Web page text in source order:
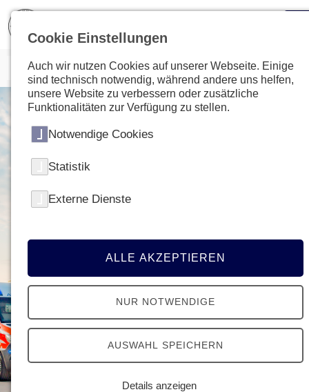
Cookie Einstellungen
Auch wir nutzen Cookies auf unserer Webseite. Einige
sind technisch notwendig, während andere uns helfen,
unsere Website zu verbessern oder zusätzliche
Funktionalitäten zur Verfügung zu stellen.
Notwendige Cookies
Statistik
Externe Dienste
ALLE AKZEPTIEREN
NUR NOTWENDIGE
AUSWAHL SPEICHERN
Details anzeigen